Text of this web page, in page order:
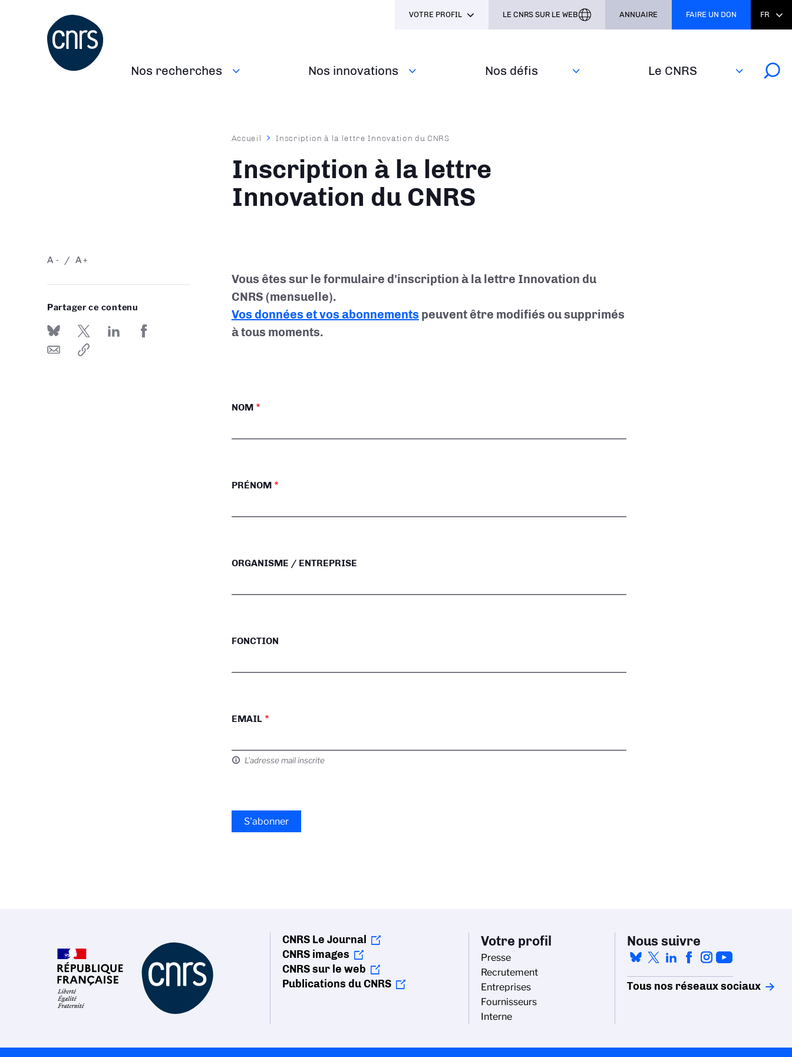
Navigation
Nos recherches Nos innovations Nos défis‎ Le CNRS
VOTRE PROFIL LE CNRS SUR LE WEB ANNUAIRE FAIRE UN DON FR
-
A +
A
Partager ce contenu
Fil
Accueil Inscription à la lettre Innovation du CNRS
Inscription à la lettre
Innovation du CNRS
Vous êtes sur le formulaire d'inscription à la lettre Innovation du
CNRS (mensuelle).
Vos données et vos abonnements peuvent être modifiés ou supprimés
à tous moments.
NOM
PRÉNOM
ORGANISME / ENTREPRISE
FONCTION
EMAIL
L'adresse mail inscrite
CNRS Le Journal
CNRS images
CNRS sur le web
Publications du CNRS
Votre profil
Presse
Recrutement
Entreprises
Fournisseurs
Interne
Nous suivre
Tous nos réseaux sociaux